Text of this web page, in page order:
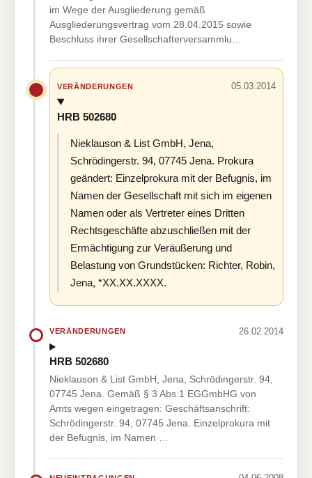
im Wege der Ausgliederung gemäß
Ausgliederungsvertrag vom 28.04.2015 sowie
Beschluss ihrer Gesellschafterversammlu…
VERÄNDERUNGEN 05.03.2014
HRB 502680
Nieklauson & List GmbH, Jena,
Schrödingerstr. 94, 07745 Jena. Prokura
geändert: Einzelprokura mit der Befugnis, im
Namen der Gesellschaft mit sich im eigenen
Namen oder als Vertreter eines Dritten
Rechtsgeschäfte abzuschließen mit der
Ermächtigung zur Veräußerung und
Belastung von Grundstücken: Richter, Robin,
Jena, *XX.XX.XXXX.
VERÄNDERUNGEN 26.02.2014
HRB 502680
Nieklauson & List GmbH, Jena, Schrödingerstr. 94,
07745 Jena. Gemäß § 3 Abs.1 EGGmbHG von
Amts wegen eingetragen: Geschäftsanschrift:
Schrödingerstr. 94, 07745 Jena. Einzelprokura mit
der Befugnis, im Namen …